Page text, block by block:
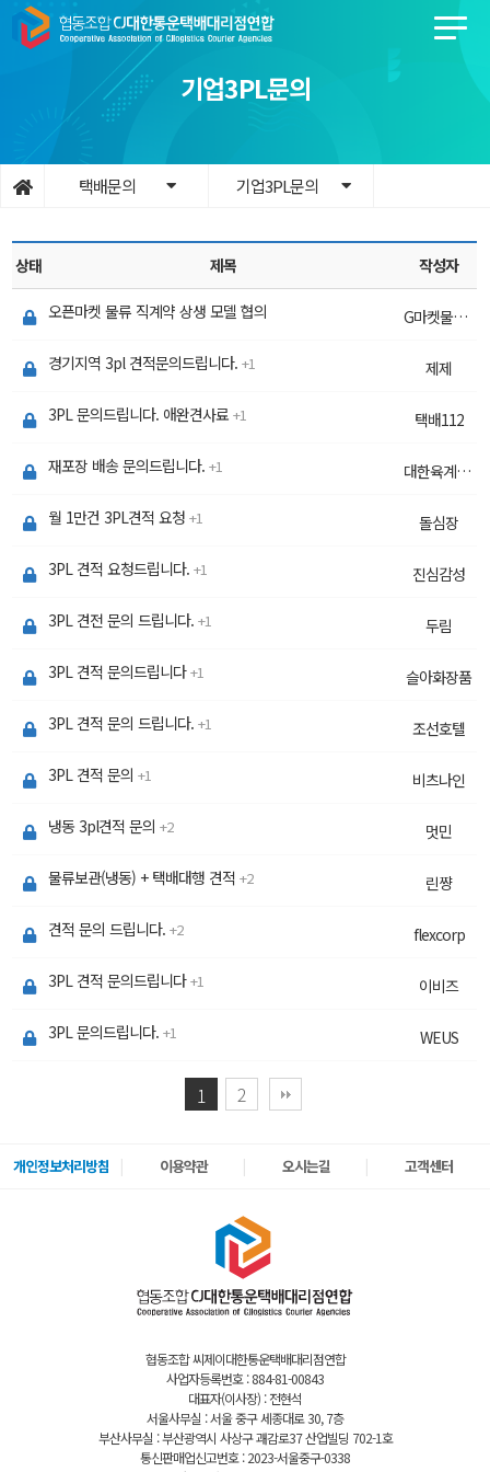
기업3PL문의
택배문의 기업3PL문의
상태 제목 작성자
오픈마켓 물류 직계약 상생 모델 협의 G마켓물류사업기획
경기지역 3pl 견적문의드립니다. 1 제제
3PL 문의드립니다. 애완견사료 1 택배112
재포장 배송 문의드립니다. 1 대한육계전문유통
월 1만건 3PL견적 요청 1 돌심장
3PL 견적 요청드립니다. 1 진심감성
3PL 견전 문의 드립니다. 1 두림
3PL 견적 문의드립니다 1 슬아화장품
3PL 견적 문의 드립니다. 1 조선호텔
3PL 견적 문의 1 비츠나인
냉동 3pl견적 문의 2 멋민
물류보관(냉동) + 택배대행 견적 2 린쨩
견적 문의 드립니다. 2 flexcorp
3PL 견적 문의드립니다 1 이비즈
3PL 문의드립니다. 1 WEUS
1 2
개인정보처리방침 이용약관 오시는길 고객센터
협동조합 씨제이대한통운택배대리점연합
사업자등록번호 : 884-81-00843
대표자(이사장) : 전현석
서울사무실 : 서울 중구 세종대로 30, 7층
부산사무실 : 부산광역시 사상구 괘감로37 산업빌딩 702-1호
통신판매업신고번호 : 2023-서울중구-0338